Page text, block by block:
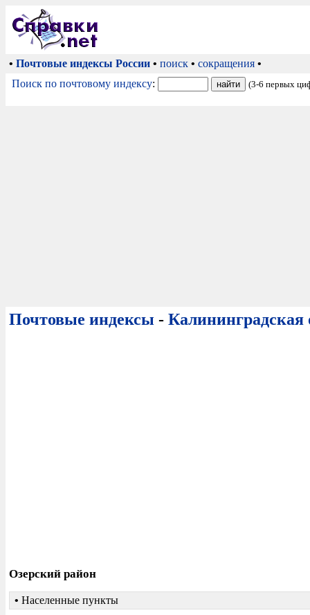
• Почтовые индексы России • поиск • сокращения •
Поиск по почтовому индексу: (3-6 первых
Почтовые индексы - Калининградская
Озерский район
• Населенные пункты